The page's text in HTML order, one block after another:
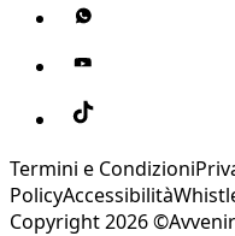
Termini e Condizioni
PolicyAccessibilità
Copyright 2026